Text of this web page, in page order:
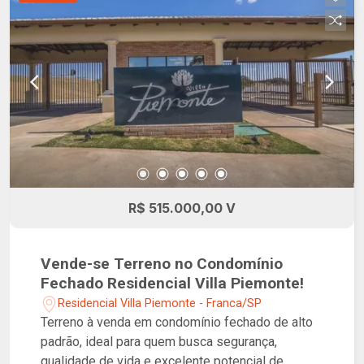
R$ 515.000,00 V
Vende-se Terreno no Condomínio
Fechado Residencial Villa Piemonte!
Residencial Villa Piemonte - Franca/SP
Terreno à venda em condomínio fechado de alto
padrão, ideal para quem busca segurança,